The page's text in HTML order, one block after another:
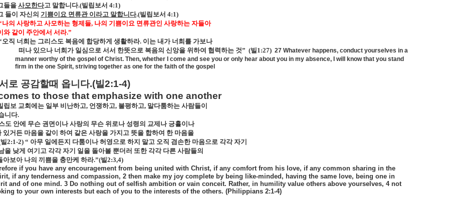
들을사모한다고 말합니다.(빌립보서 4:1)
들이 자신의 기쁨이요 면류관 이라고 말합니다.(빌립보서 4:1)
나의 사랑하고 사모하는 형제들, 나의 기쁨이요 면류관인 사랑하는 자들아
와 같이 주안에서 서라.”
오직 너희는 그리스도 복음에 합당하게 생활하라. 이는 내가 너희를 가보나
떠나 있으나 너희가 일심으로 서서 한뜻으로 복음의 신앙을 위하여 협력하는 것” (빌 1:27) 27 Whatever happens, conduct yourselves in a
manner worthy of the gospel of Christ. Then, whether I come and see you or only hear about you in my absence, I will know that you stand
firm in the one Spirit, striving together as one for the faith of the gospel
서로 공감할때 옵니다.(빌2:1-4)
to those that emphasize with one another
립보 교회에는 일부 비난하고, 언쟁하고, 불평하고, 말다툼하는 사람들이
니다.
도 안에 무슨 권면이나 사랑의 무슨 위로나 성령의 교제나 긍휼이나
있거든 마음을 같이 하여 같은 사랑을 가지고 뜻을 합하여 한 마음을
빌2:1-2) “ 아무 일에든지 다툼이나 허영으로 하지 말고 오직 겸손한 마음으로 각각 자기
을 낮게 여기고 각각 자기 일을 돌아볼 뿐더러 또한 각각 다른 사람들의
아보아 나의 끼쁨을 충만케 하라.”(빌2:3,4)
if you have any encouragement from being united with Christ, if any comfort from his love, if any common sharing in the
if any tenderness and compassion, 2 then make my joy complete by being like-minded, having the same love, being one in
and of one mind. 3 Do nothing out of selfish ambition or vain conceit. Rather, in humility value others above yourselves, 4 not
to your own interests but each of you to the interests of the others. (Philippians 2:1-4)